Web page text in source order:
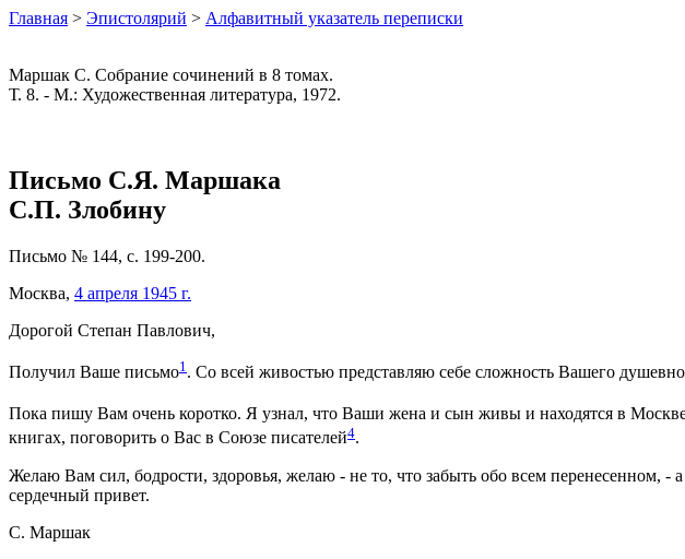
Главная > Эпистолярий > Алфавитный указатель переписки
Маршак С. Собрание сочинений в 8 томах.
Т. 8. - М.: Художественная литература, 1972.
Письмо С.Я. Маршака
С.П. Злобину
Письмо № 144, с. 199-200.
Москва, 4 апреля 1945 г.
Дорогой Степан Павлович,
Получил Ваше письмо1 . Со всей живостью представляю себе сложность Вашего
Пока пишу Вам очень коротко. Я узнал, что Ваши жена и сын живы и находятся в
книгах, поговорить о Вас в Союзе писателей4.
Желаю Вам сил, бодрости, здоровья, желаю - не то, что забыть обо всем перенесенном,
сердечный привет.
С. Маршак